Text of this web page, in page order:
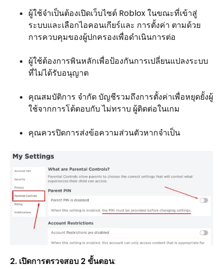
ผู้ใช้จำเป็นต้องเปิดเว็บไซต์ Roblox ในขณะที่เข้าสู่
ระบบและเลือกไอคอนเกียร์และ การตั้งค่า ตามด้วย
การควบคุมของผู้ปกครองเพื่อดำเนินการต่อ
ผู้ใช้ต้องการพินหลักเพื่อป้องกันการเปลี่ยนแปลงระบบ
ที่ไม่ได้รับอนุญาต
คุณสมบัติการ จำกัด บัญชีรวมถึงการตั้งค่าเพื่อหยุดยั้งผู้
ใช้จากการโต้ตอบกับ ไม่ทราบ ผู้ติดต่อในเกม
คุณควรปิดการส่งข้อความส่วนตัวหากจำเป็น
2. เปิดการตรวจสอบ 2 ขั้นตอน: